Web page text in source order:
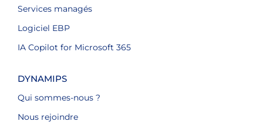
Services managés
Logiciel EBP
IA Copilot for Microsoft 365
DYNAMIPS
Qui sommes-nous ?
Nous rejoindre